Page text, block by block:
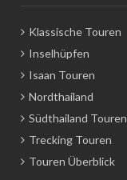
Klassische Touren
Inselhüpfen
Isaan Touren
Nordthailand
Südthailand Touren
Trecking Touren
Touren Überblick